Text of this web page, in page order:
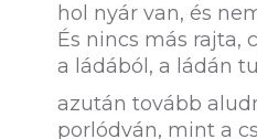
hol nyár van, és
És nincs más rajta,
a ládából, a ládán
azután tovább
porlódván, mint a